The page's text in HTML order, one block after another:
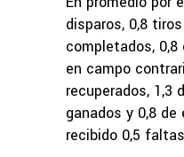
disparos, 0,8
completados,
en campo
recuperados, 1,3
ganados y 0,8
recibido 0,5